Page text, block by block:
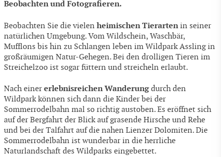
Beobachten und Fotografieren.
Beobachten Sie die vielen heimischen Tierarten in seiner
natürlichen Umgebung. Vom Wildschein, Waschbär,
Mufflons bis hin zu Schlangen leben im Wildpark Assling in
großräumigen Natur-Gehegen. Bei den drolligen Tieren im
Streichelzoo ist sogar füttern und streicheln erlaubt.
Nach einer erlebnisreichen Wanderungdurch den
Wildpark können sich dann die Kinder bei der
Sommerrodelbahn mal so richtig austoben. Es eröffnet sich
auf der Bergfahrt der Blick auf grasende Hirsche und Rehe
und bei der Talfahrt auf die nahen Lienzer Dolomiten. Die
Sommerrodelbahn ist wunderbar in die herrliche
Naturlandschaft des Wildparks eingebettet.